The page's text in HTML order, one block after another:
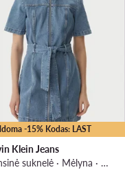
-15% Kodas: LAST
Klein Jeans
Džinsinė suknelė · Mėlyna · Mini